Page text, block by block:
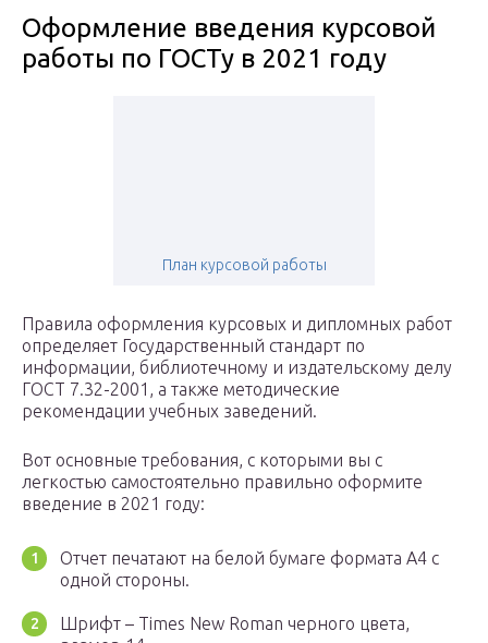
Оформление введения курсовой
работы по ГОСТу в 2021 году
План курсовой работы
Правила оформления курсовых и дипломных работ
определяет Государственный стандарт по
информации, библиотечному и издательскому делу
ГОСТ 7.32-2001, а также методические
рекомендации учебных заведений.
Вот основные требования, с которыми вы с
легкостью самостоятельно правильно оформите
введение в 2021 году:
Отчет печатают на белой бумаге формата А4 с
одной стороны.
Шрифт – Times New Roman черного цвета,